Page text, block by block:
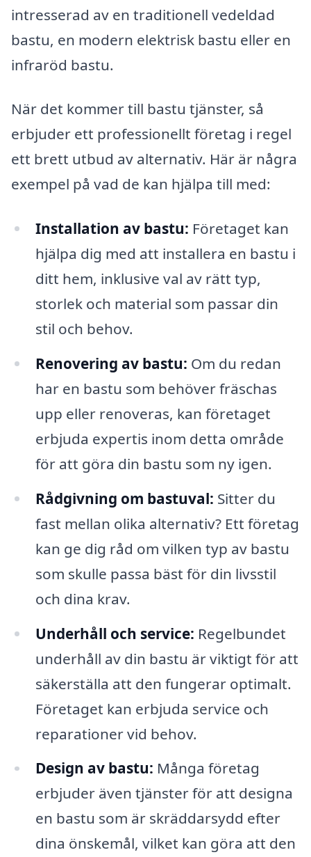
intresserad av en traditionell vedeldad
bastu, en modern elektrisk bastu eller en
infraröd bastu.
När det kommer till bastu tjänster, så
erbjuder ett professionellt företag i regel
ett brett utbud av alternativ. Här är några
exempel på vad de kan hjälpa till med:
Installation av bastu: Företaget kan
hjälpa dig med att installera en bastu i
ditt hem, inklusive val av rätt typ,
storlek och material som passar din
stil och behov.
Renovering av bastu: Om du redan
har en bastu som behöver fräschas
upp eller renoveras, kan företaget
erbjuda expertis inom detta område
för att göra din bastu som ny igen.
Rådgivning om bastuval: Sitter du
fast mellan olika alternativ? Ett företag
kan ge dig råd om vilken typ av bastu
som skulle passa bäst för din livsstil
och dina krav.
Underhåll och service: Regelbundet
underhåll av din bastu är viktigt för att
säkerställa att den fungerar optimalt.
Företaget kan erbjuda service och
reparationer vid behov.
Design av bastu: Många företag
erbjuder även tjänster för att designa
en bastu som är skräddarsydd efter
dina önskemål, vilket kan göra att den